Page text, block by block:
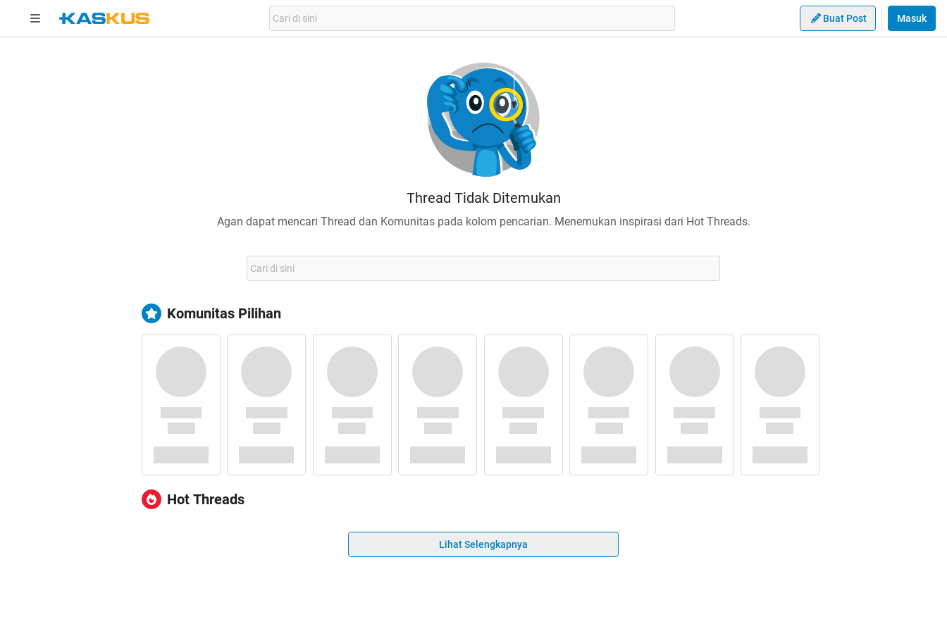
Buat Post Masuk
Thread Tidak Ditemukan
Agan dapat mencari Thread dan Komunitas pada kolom pencarian. Menemukan inspirasi dari Hot Threads.
Komunitas Pilihan
Hot Threads
Lihat Selengkapnya